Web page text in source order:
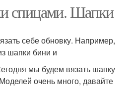
спицами. Шапки
себе обновку. Например,
шапки бини и
мы будем вязать шапку
очень много, давайте